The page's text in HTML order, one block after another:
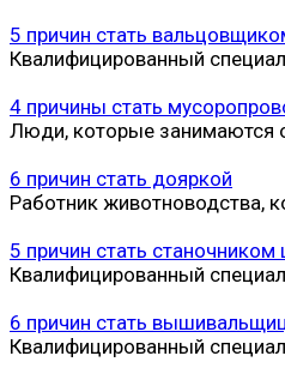
5 причин стать
Квалифицированный
4 причины стать
Люди, которые занимаются
6 причин стать дояркой
Работник животноводства,
5 причин стать
Квалифицированный
6 причин стать
Квалифицированный